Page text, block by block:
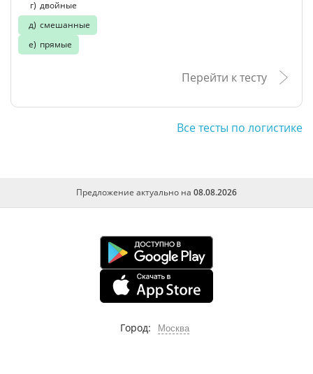
двойные
смешанные
прямые
Перейти к тесту
Все тесты по логистике
Предложение актуально на 08.08.2026
Город: Москва